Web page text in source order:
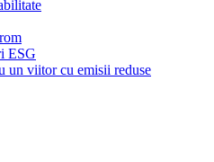
ESG
un viitor cu emisii reduse